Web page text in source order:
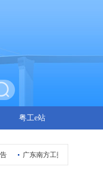
粤工e站
广东南方工报传媒有限公司